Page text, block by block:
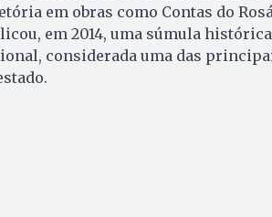
em obras como Contas do
em 2014, uma súmula
considerada uma das